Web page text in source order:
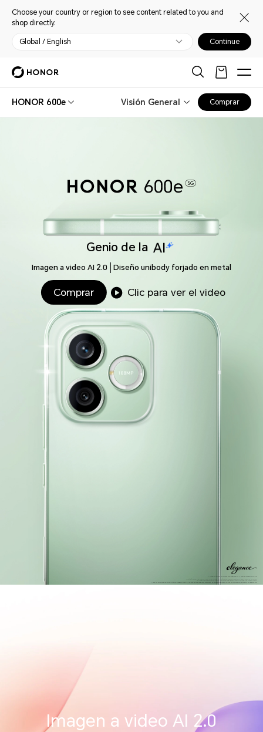
Choose your country or region to see content related to you and
shop directly.
Global / English Continue
HONOR 600e Visión General Comprar
Genio de la
Imagen a video AI 2.0 Diseño unibody forjado en metal
Comprar Clic para ver el video
*Algunas funciones se actualizarán mediante OTA; consulte la experiencia real.
*Para los usuarios que activen la función Imagen a video AI 2.0 antes del 15 de septiembre del 2026: Dentro de los primeros 76 días posteriores a la activación: 10 usos por día.
Imagen a video AI 2.0